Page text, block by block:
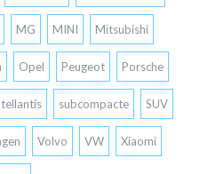
MG MINI Mitsubishi
Opel Peugeot Porsche
subcompacte SUV
Volvo VW Xiaomi